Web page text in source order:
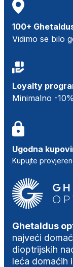
100+
Vidimo se bilo
Loyalty
Minimalno -
Ugodna
Kupujte
Ghetaldus
najveći
dioptrijskih
leća domaćih